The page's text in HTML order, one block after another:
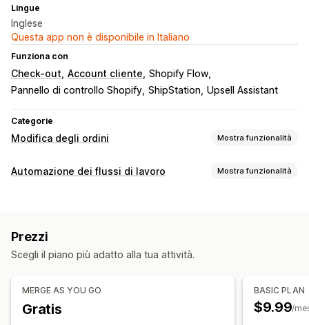
Lingue
Inglese
Questa app non è disponibile in Italiano
Funziona con
Check-out Account cliente Shopify Flow
Pannello di controllo Shopify ShipStation Upsell Assistant
Categorie
Modifica degli ordini Mostra funzionalità
Aggiornamenti sugli ordini
Modifica in blocco
Aggiornamenti sullo stato
Archiviazione
Automazione dei flussi di lavoro Mostra funzionalità
Tag degli ordini
Prezzi
Scegli il piano più adatto alla tua attività.
MERGE AS YOU GO
Gratis
BASIC PLAN
$9.99/